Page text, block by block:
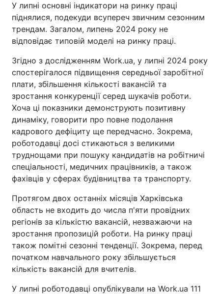
У липні основні індикатори на ринку праці
піднялися, подекуди всупереч звичним сезонним
трендам. Загалом, липень 2024 року не
відповідає типовій моделі на ринку праці.
Згідно з дослідженням Work.ua, у липні 2024 року
спостерігалося підвищення середньої заробітної
плати, збільшення кількості вакансій та
зростання конкуренції серед шукачів роботи.
Хоча ці показники демонструють позитивну
динаміку, говорити про повне подолання
кадрового дефіциту ще передчасно. Зокрема,
роботодавці досі стикаються з великими
труднощами при пошуку кандидатів на робітничі
спеціальності, медичних працівників, а також
фахівців у сферах будівництва та транспорту.
Протягом двох останніх місяців Харківська
область не входить до числа п'яти провідних
регіонів за кількістю вакансій, незважаючи на
зростання пропозицій роботи. На ринку праці
також помітні сезонні тенденції. Зокрема, перед
початком навчального року збільшується
кількість вакансій для вчителів.
У липні роботодавці опублікували на Work.ua 111